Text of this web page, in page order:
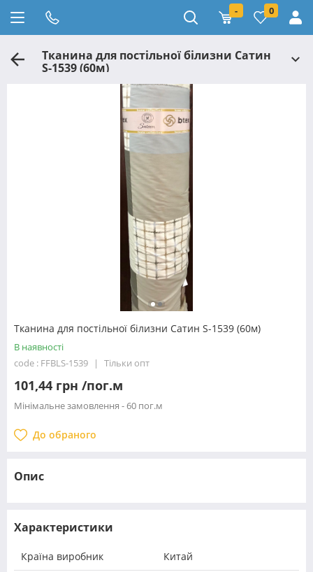
- 0
Тканина для постільної білизни Сатин
S-1539 (60м)
Тканина для постільної білизни Сатин S-1539 (60м)
В наявності
code : FFBLS-1539
Тільки опт
101,44 грн /пог.м
Мінімальне замовлення - 60 пог.м
До обраного
Опис
Характеристики
Країна виробник Китай